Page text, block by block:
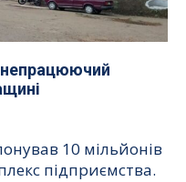
10 мільйонів
підприємства.